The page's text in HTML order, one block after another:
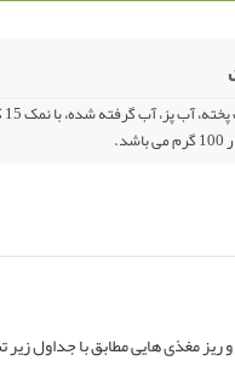
مغذی هایی مطابق با جداول